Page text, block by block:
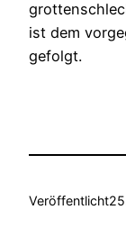
ist dem
gefolgt.
Veröffentlicht